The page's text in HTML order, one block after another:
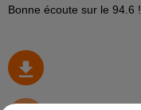
Bonne écoute sur le 94.6 !